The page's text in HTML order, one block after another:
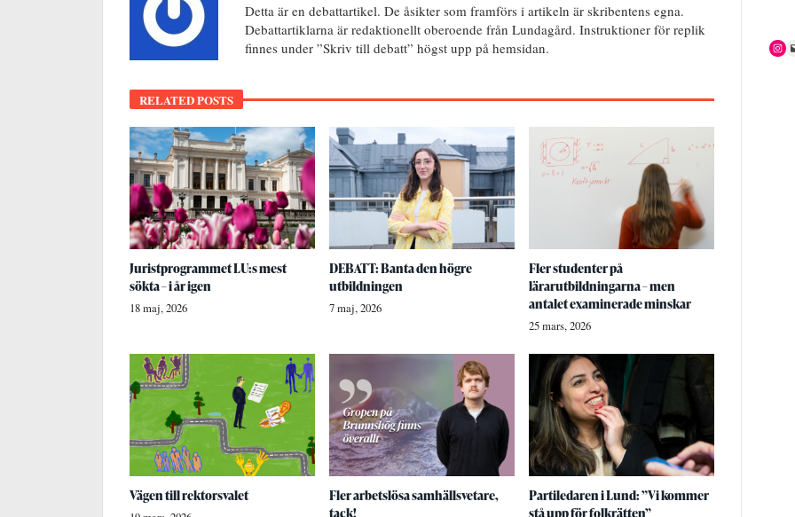
Detta är en debattartikel. De åsikter som framförs i artikeln är skribentens egna.
Debattartiklarna är redaktionellt oberoende från Lundagård. Instruktioner för replik
finnes under ”Skriv till debatt” högst upp på hemsidan.
RELATED POSTS
Juristprogrammet LU:s mest
sökta – i år igen
18 maj, 2026
DEBATT: Banta den högre
utbildningen
7 maj, 2026
Fler studenter på
lärarutbildningarna – men
antalet examinerade minskar
25 mars, 2026
Vägen till rektorsvalet
Fler arbetslösa samhällsvetare,
tack!
Partiledaren i Lund: ”Vi kommer
stå upp för folkrätten”